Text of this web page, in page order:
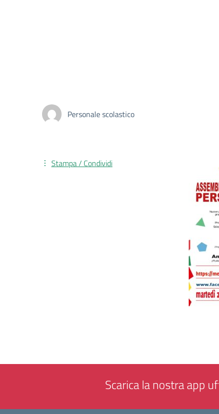
Personale scolastico
Stampa / Condividi
Scarica la nostra app